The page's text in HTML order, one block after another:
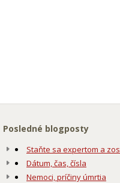
Posledné blogposty
Staňte sa expertom a
Dátum, čas, čísla
Nemoci, príčiny úmrtia